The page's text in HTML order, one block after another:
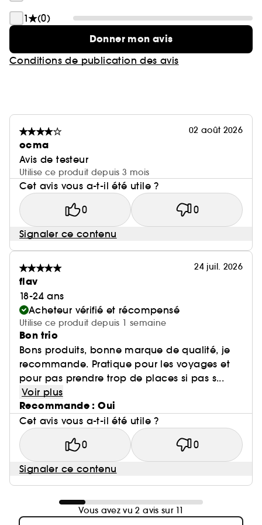
1
(0)
Donner mon avis
Conditions de publication des avis
02 août 2026
ocma
Avis de testeur
Utilise ce produit depuis 3 mois
Cet avis vous a-t-il été utile ?
0 0
Signaler ce contenu
24 juil. 2026
flav
18-24 ans
Acheteur vérifié et récompensé
Utilise ce produit depuis 1 semaine
Bon trio
Bons produits, bonne marque de qualité, je
recommande. Pratique pour les voyages et
pour pas prendre trop de places si pas s...
Voir plus
Recommande : Oui
Cet avis vous a-t-il été utile ?
0 0
Signaler ce contenu
Vous avez vu 2 avis sur 11